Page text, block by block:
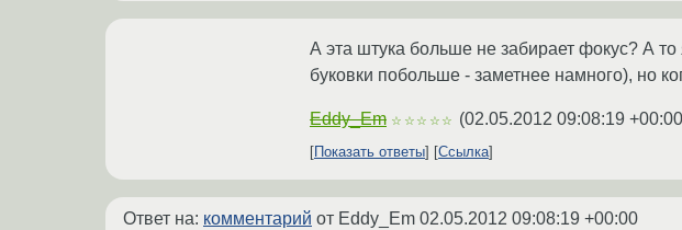
А эта штука больше не забирает фокус? А
буковки побольше - заметнее намного), но
Eddy_Em ☆☆☆☆☆ (02.05.2012 09:08:19 +00:00
Показать ответы Ссылка
Ответ на: комментарий от Eddy_Em 02.05.2012 09:08:19 +00:00